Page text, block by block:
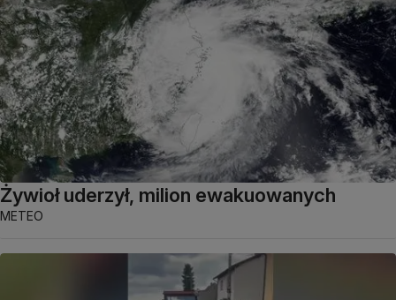
Żywioł uderzył, milion ewakuowanych
METEO